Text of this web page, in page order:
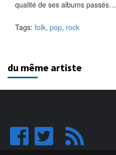
qualité de ses albums passés…
Tags: folk, pop, rock
du même artiste